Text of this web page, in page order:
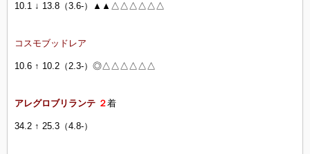
10.1 ↓ 13.8（3.6-）▲▲△△△△△△
コスモブッドレア
10.6 ↑ 10.2（2.3-）◎△△△△△△
アレグロブリランテ ２着
34.2 ↑ 25.3（4.8-）